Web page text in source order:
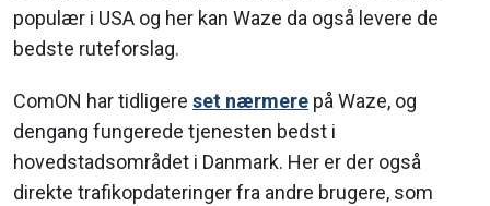
populær i USA og her kan Waze da også levere de
bedste ruteforslag.
ComON har tidligere set nærmere på Waze, og
dengang fungerede tjenesten bedst i
hovedstadsområdet i Danmark. Her er der også
direkte trafikopdateringer fra andre brugere, som